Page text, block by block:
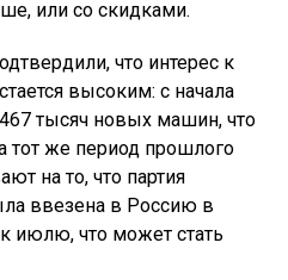
или со скидками.
что интерес к
высоким: с начала
тысяч новых машин, что
тот же период прошлого
на то, что партия
ввезена в Россию в
июлю, что может стать